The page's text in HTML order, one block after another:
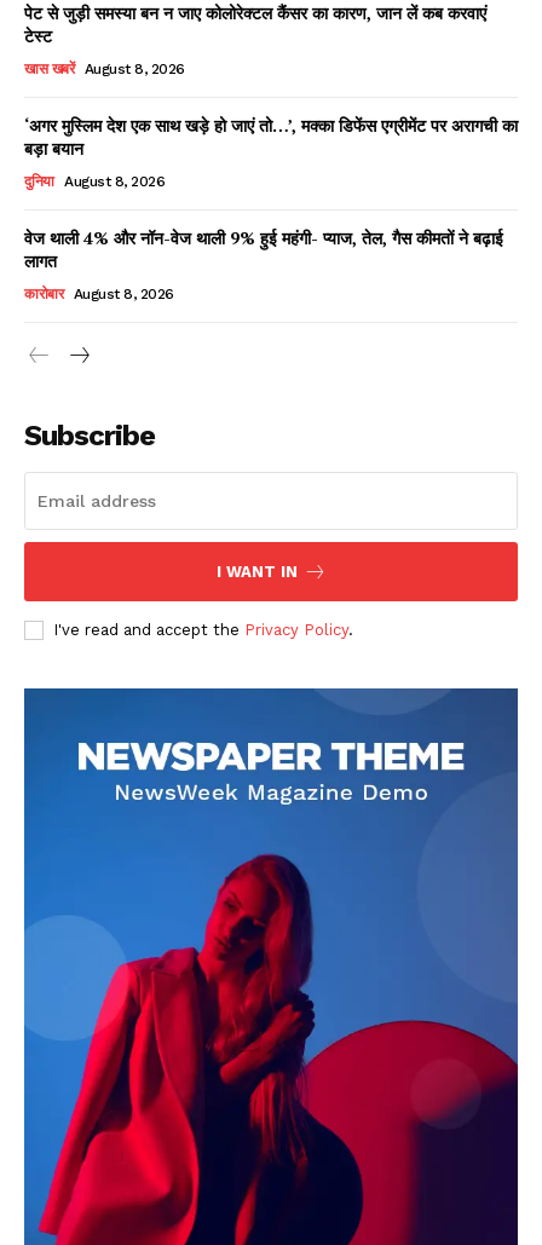
Contact us
Subscription Plans
My account
पेट से जुड़ी समस्या बन न जाए कोलोरेक्टल कैंसर का कारण, जान लें कब करवाएं
टेस्ट
खास खबरें August 8, 2026
‘अगर मुस्लिम देश एक साथ खड़े हो जाएं तो…’, मक्का डिफेंस एग्रीमेंट पर अरागची का
बड़ा बयान
दुनिया August 8, 2026
वेज थाली 4% और नॉन-वेज थाली 9% हुई महंगी- प्याज, तेल, गैस कीमतों ने बढ़ाई
लागत
कारोबार August 8, 2026
Subscribe
I WANT IN
I've read and accept the Privacy Policy.